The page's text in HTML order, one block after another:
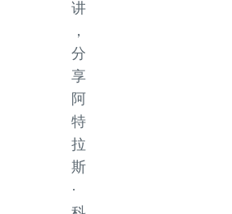
讲
，
分
享
阿
特
拉
斯
·